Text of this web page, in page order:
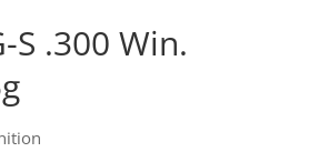
S .300 Win.